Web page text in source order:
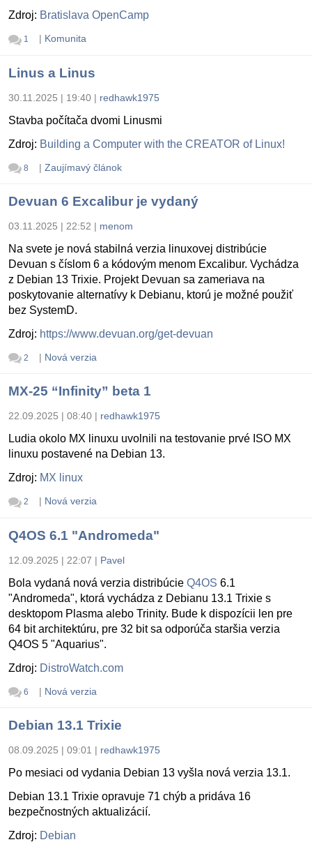
Zdroj: Bratislava OpenCamp
1 | Komunita
Linus a Linus
30.11.2025 | 19:40 | redhawk1975
Stavba počítača dvomi Linusmi
Zdroj: Building a Computer with the CREATOR of Linux!
8 | Zaujímavý článok
Devuan 6 Excalibur je vydaný
03.11.2025 | 22:52 | menom
Na svete je nová stabilná verzia linuxovej distribúcie
Devuan s číslom 6 a kódovým menom Excalibur. Vychádza
z Debian 13 Trixie. Projekt Devuan sa zameriava na
poskytovanie alternatívy k Debianu, ktorú je možné použiť
bez SystemD.
Zdroj: https://www.devuan.org/get-devuan
2 | Nová verzia
MX-25 “Infinity” beta 1
22.09.2025 | 08:40 | redhawk1975
Ludia okolo MX linuxu uvolnili na testovanie prvé ISO MX
linuxu postavené na Debian 13.
Zdroj: MX linux
2 | Nová verzia
Q4OS 6.1 "Andromeda"
12.09.2025 | 22:07 | Pavel
Bola vydaná nová verzia distribúcie Q4OS 6.1
"Andromeda", ktorá vychádza z Debianu 13.1 Trixie s
desktopom Plasma alebo Trinity. Bude k dispozícii len pre
64 bit architektúru, pre 32 bit sa odporúča staršia verzia
Q4OS 5 "Aquarius".
Zdroj: DistroWatch.com
6 | Nová verzia
Debian 13.1 Trixie
08.09.2025 | 09:01 | redhawk1975
Po mesiaci od vydania Debian 13 vyšla nová verzia 13.1.
Debian 13.1 Trixie opravuje 71 chýb a pridáva 16
bezpečnostných aktualizácií.
Zdroj: Debian